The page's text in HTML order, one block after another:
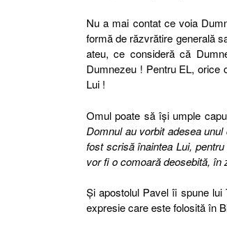
Nu a mai contat ce voia
formă de răzvrătire generală
ateu, ce consideră că
Dumnezeu ! Pentru EL, orice
Lui !
Omul poate să îşi umple
Domnul au vorbit adesea
fost scrisă înaintea Lui,
vor fi o comoară deosebită, în
Şi apostolul Pavel îi spune
expresie care este folosită în